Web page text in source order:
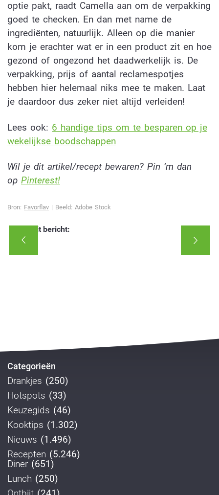
optie pakt, raadt Camella aan om de verpakking
goed te checken. En dan met name de
ingrediënten, natuurlijk. Alleen op die manier
kom je erachter wat er in een product zit en hoe
gezond of ongezond het daadwerkelijk is. De
verpakking, prijs of aantal reclamespotjes
hebben hier helemaal niks mee te maken. Laat
je daardoor dus zeker niet altijd verleiden!
Lees ook: 6 handige tips om te besparen op je
wekelijkse boodschappen
Wil je dit artikel/recept bewaren? Pin ‘m dan
op Pinterest!
Bron: Favorflav | Beeld: Adobe Stock
Deel dit bericht:
Categorieën
Drankjes (250)
Hotspots (33)
Keuzegids (46)
Kooktips (1.302)
Nieuws (1.496)
Recepten (5.246)
Diner (651)
Lunch (250)